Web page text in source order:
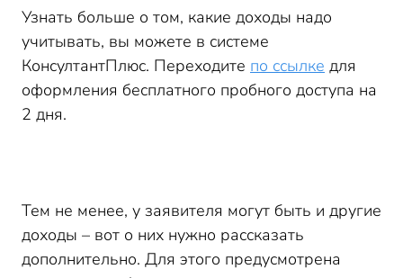
Узнать больше о том, какие доходы надо
учитывать, вы можете в системе
КонсултантПлюс. Переходите по ссылке для
оформления бесплатного пробного доступа на
2 дня.
Тем не менее, у заявителя могут быть и другие
доходы – вот о них нужно рассказать
дополнительно. Для этого предусмотрена